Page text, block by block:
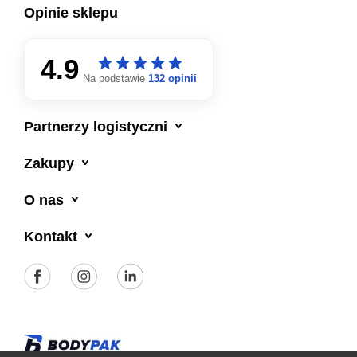
Opinie sklepu
4.9 starstarstarstarstar
starstarstarstarstar
Na podstawie 132 opinii
Partnerzy logistyczni
Zakupy
O nas
Kontakt